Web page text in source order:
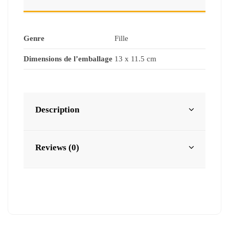
Genre Fille
Dimensions de l’emballage 13 x 11.5 cm
Description
Reviews (0)